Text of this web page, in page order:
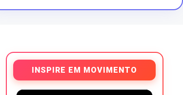
INSPIRE EM MOVIMENTO